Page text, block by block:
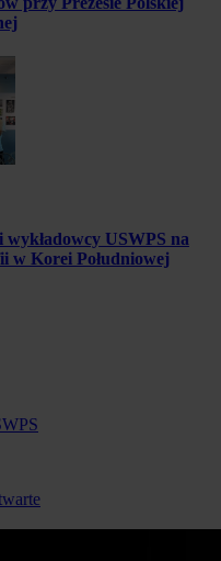
wykładowcy USWPS na
w Korei Południowej